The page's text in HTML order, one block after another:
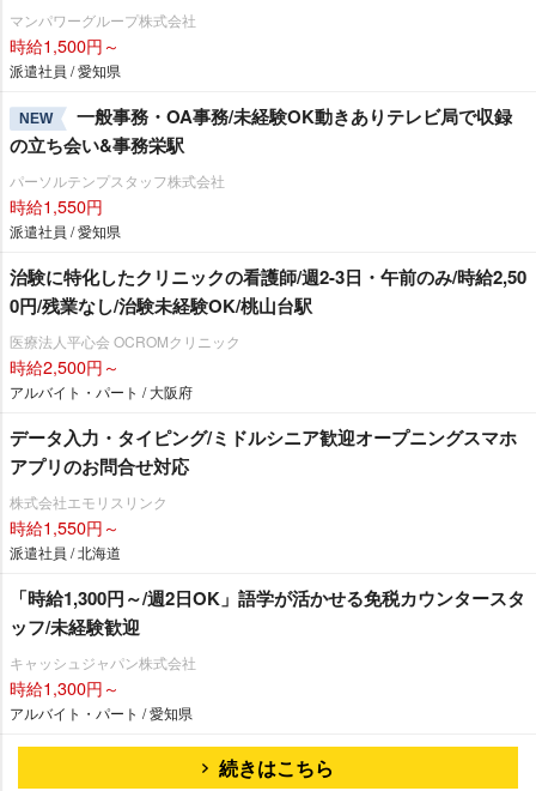
マンパワーグループ株式会社
時給1,500円～
派遣社員 / 愛知県
NEW
一般事務・OA事務/未経験OK動きありテレビ局で収録
の立ち会い&事務栄駅
パーソルテンプスタッフ株式会社
時給1,550円
派遣社員 / 愛知県
治験に特化したクリニックの看護師/週2-3日・午前のみ/時給2,50
0円/残業なし/治験未経験OK/桃山台駅
医療法人平心会 OCROMクリニック
時給2,500円～
アルバイト・パート / 大阪府
データ入力・タイピング/ミドルシニア歓迎オープニングスマホ
アプリのお問合せ対応
株式会社エモリスリンク
時給1,550円～
派遣社員 / 北海道
「時給1,300円～/週2日OK」語学が活かせる免税カウンタースタ
ッフ/未経験歓迎
キャッシュジャパン株式会社
時給1,300円～
アルバイト・パート / 愛知県
続きはこちら